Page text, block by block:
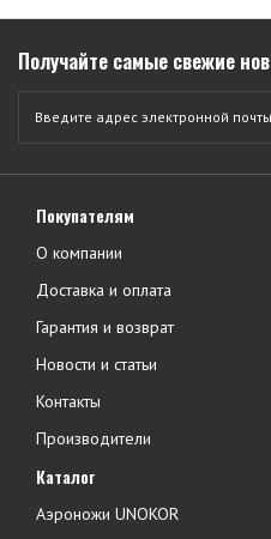
Получайте самые свежие
Покупателям
О компании
Доставка и оплата
Гарантия и возврат
Новости и статьи
Контакты
Производители
Каталог
Аэроножи UNOKOR